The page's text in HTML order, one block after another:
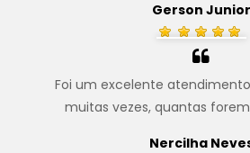
Gerson Junior
Foi um excelente
muitas vezes, quantas
Nercilha